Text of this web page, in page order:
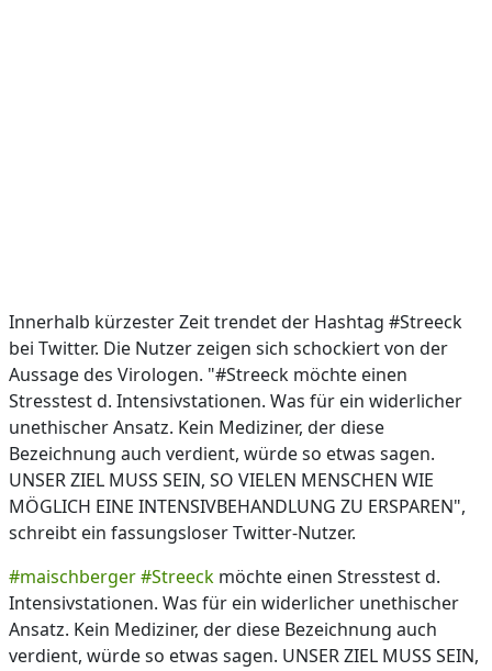
Innerhalb kürzester Zeit trendet der Hashtag #Streeck
bei Twitter. Die Nutzer zeigen sich schockiert von der
Aussage des Virologen. "#Streeck möchte einen
Stresstest d. Intensivstationen. Was für ein widerlicher
unethischer Ansatz. Kein Mediziner, der diese
Bezeichnung auch verdient, würde so etwas sagen.
UNSER ZIEL MUSS SEIN, SO VIELEN MENSCHEN WIE
MÖGLICH EINE INTENSIVBEHANDLUNG ZU ERSPAREN",
schreibt ein fassungsloser Twitter-Nutzer.
#maischberger#Streeck möchte einen Stresstest d.
Intensivstationen. Was für ein widerlicher unethischer
Ansatz. Kein Mediziner, der diese Bezeichnung auch
verdient, würde so etwas sagen. UNSER ZIEL MUSS SEIN,